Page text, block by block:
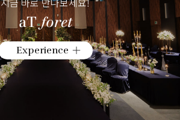
aTforet
Experience